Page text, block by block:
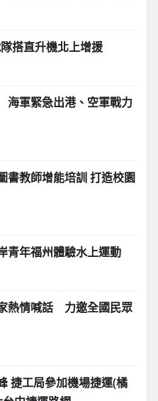
搭直升機北上增援
軍緊急出港、空軍戰力
書教師增能培訓 打造校園
青年福州體驗水上運動
熱情喊話 力邀全國民眾
捷工局參加機場捷運(橘